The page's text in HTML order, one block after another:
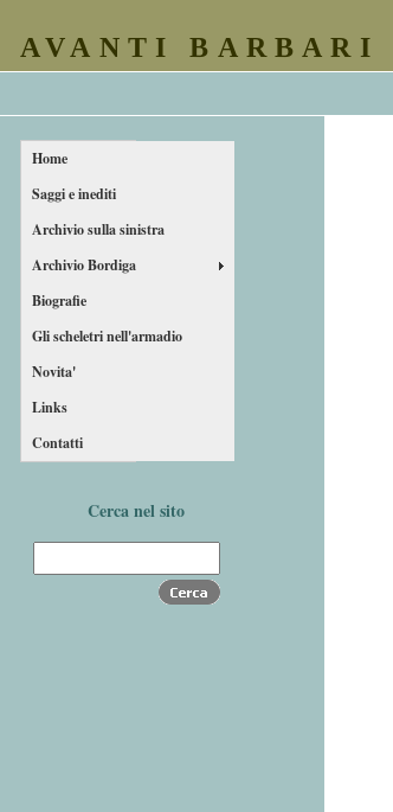
AVANTI BARBARI
Home
Saggi e inediti
Archivio sulla sinistra
Archivio Bordiga
Biografie
Gli scheletri nell'armadio
Novita'
Links
Contatti
Cerca nel sito